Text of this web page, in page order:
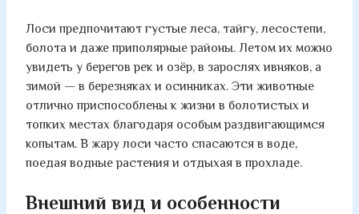
Лоси предпочитают густые леса, тайгу, лесостепи,
болота и даже приполярные районы. Летом их можно
увидеть у берегов рек и озёр, в зарослях ивняков, а
зимой — в березняках и осинниках. Эти животные
отлично приспособлены к жизни в болотистых и
топких местах благодаря особым раздвигающимся
копытам. В жару лоси часто спасаются в воде,
поедая водные растения и отдыхая в прохладе.
Внешний вид и особенности